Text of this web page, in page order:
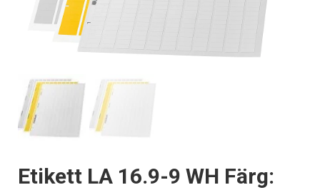
Etikett LA 16.9-9 WH Färg: